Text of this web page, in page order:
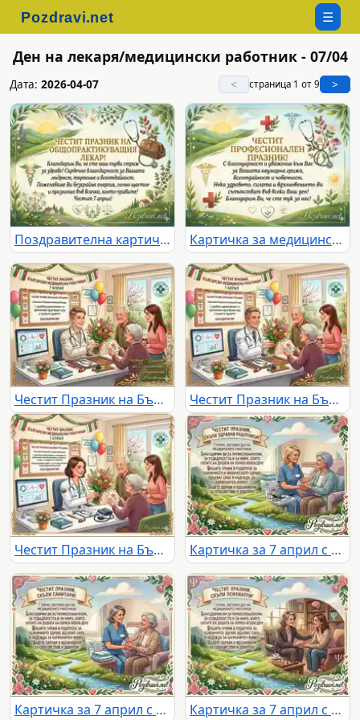
☰
Ден на лекаря/медицински работник - 07/04
Дата: 2026-04-07 < страница 1 от 9 >
Поздравителна картичка за Празника на медицинските работници Картичка за медицинските работници
Честит Празник на Българските Медицински Работници! Честит Празник на Българските Медицински Работници!
Честит Празник на Българските Медицински Работници! Картичка за 7 април с поздрав и благодарност към здравните работници за техните грижи и професионализъм
Картичка за 7 април с поздрав и благодарност към санитарите за техните грижи, човечност и всеотдайност Картичка за 7 април с поздрав и благодарност към психиатрите за тяхната грижа към психичното здраве